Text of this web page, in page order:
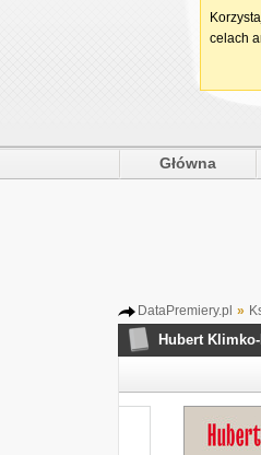
Główna
DataPremiery.pl »
Hubert
celach